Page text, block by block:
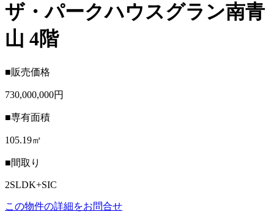
ザ・パークハウスグラン南青
山 4階
■販売価格
730,000,000円
■専有面積
105.19㎡
■間取り
2SLDK+SIC
この物件の詳細をお問合せ